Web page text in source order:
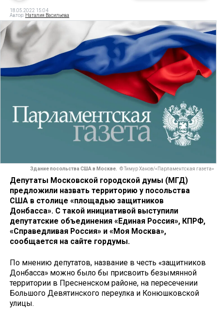
18.05.2022 15:04
Автор: Наталия Васильева
Здание посольства США в Москве. © Тимур Ханов/«Парламентская газета»
Депутаты Московской городской думы (МГД)
предложили назвать территорию у посольства
США в столице «площадью защитников
Донбасса». С такой инициативой выступили
депутатские объединения «Единая Россия», КПРФ,
«Справедливая Россия» и «Моя Москва»,
сообщается на сайте гордумы.
По мнению депутатов, название в честь «защитников
Донбасса» можно было бы присвоить безымянной
территории в Пресненском районе, на пересечении
Большого Девятинского переулка и Конюшковской
улицы.